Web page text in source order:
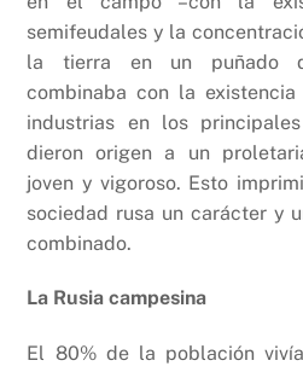
semifeudales y la
la tierra en un puñado
combinaba con la
industrias en los
dieron origen a un
joven y vigoroso. Esto
sociedad rusa un carácter y
combinado.
La Rusia campesina
El 80% de la población